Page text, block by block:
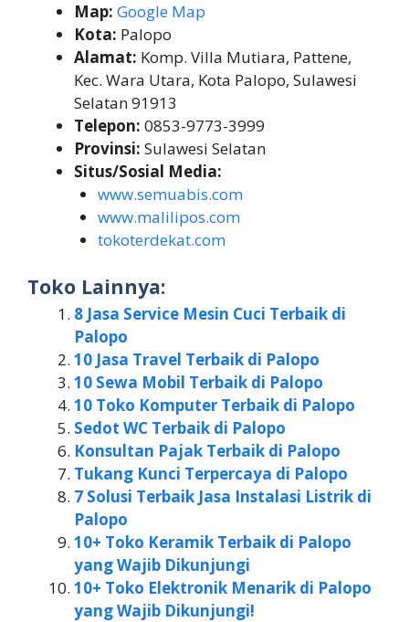
Map: Google Map
Kota: Palopo
Alamat: Komp. Villa Mutiara, Pattene,
Kec. Wara Utara, Kota Palopo, Sulawesi
Selatan 91913
Telepon: 0853-9773-3999
Provinsi: Sulawesi Selatan
Situs/Sosial Media:
www.semuabis.com
www.malilipos.com
tokoterdekat.com
Toko Lainnya:
8 Jasa Service Mesin Cuci Terbaik di
Palopo
10 Jasa Travel Terbaik di Palopo
10 Sewa Mobil Terbaik di Palopo
10 Toko Komputer Terbaik di Palopo
Sedot WC Terbaik di Palopo
Konsultan Pajak Terbaik di Palopo
Tukang Kunci Terpercaya di Palopo
7 Solusi Terbaik Jasa Instalasi Listrik di
Palopo
10+ Toko Keramik Terbaik di Palopo
yang Wajib Dikunjungi
10+ Toko Elektronik Menarik di Palopo
yang Wajib Dikunjungi!